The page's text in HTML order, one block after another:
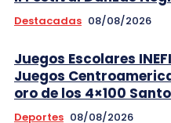
Destacadas 08/08/2026
Juegos Escolares
Juegos
oro de los 4×100
Deportes 08/08/2026